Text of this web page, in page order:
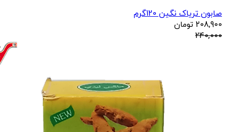
صابون تریاک نگین 120گرم
208,900 تومان
240,000